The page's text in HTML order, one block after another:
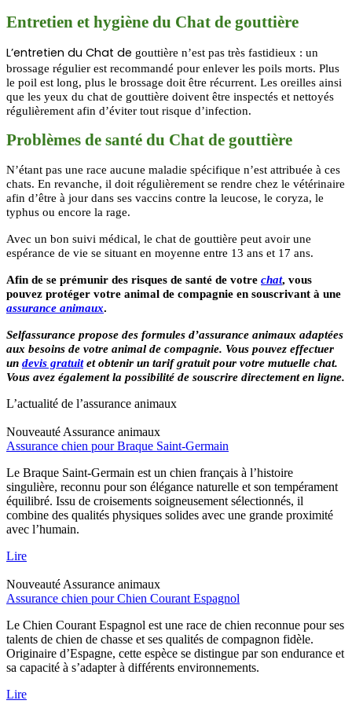
Entretien et hygiène du Chat de gouttière
L’entretien du Chat de gouttière n’est pas très fastidieux : un
brossage régulier est recommandé pour enlever les poils morts. Plus
le poil est long, plus le brossage doit être récurrent. Les oreilles ainsi
que les yeux du chat de gouttière doivent être inspectés et nettoyés
régulièrement afin d’éviter tout risque d’infection.
Problèmes de santé du Chat de gouttière
N’étant pas une race aucune maladie spécifique n’est attribuée à ces
chats. En revanche, il doit régulièrement se rendre chez le vétérinaire
afin d’être à jour dans ses vaccins contre la leucose, le coryza, le
typhus ou encore la rage.
Avec un bon suivi médical, le chat de gouttière peut avoir une
espérance de vie se situant en moyenne entre 13 ans et 17 ans.
Afin de se prémunir des risques de santé de votre chat, vous
pouvez protéger votre animal de compagnie en souscrivant à une
assurance animaux.
Selfassurance propose des formules d’assurance animaux adaptées
aux besoins de votre animal de compagnie. Vous pouvez effectuer
un devis gratuitet obtenir un tarif gratuit pour votre mutuelle chat.
Vous avez également la possibilité de souscrire directement en ligne.
L’actualité de l’assurance animaux
Nouveauté Assurance animaux
Assurance chien pour Braque Saint-Germain
Le Braque Saint-Germain est un chien français à l’histoire
singulière, reconnu pour son élégance naturelle et son tempérament
équilibré. Issu de croisements soigneusement sélectionnés, il
combine des qualités physiques solides avec une grande proximité
avec l’humain.
Lire
Nouveauté Assurance animaux
Assurance chien pour Chien Courant Espagnol
Le Chien Courant Espagnol est une race de chien reconnue pour ses
talents de chien de chasse et ses qualités de compagnon fidèle.
Originaire d’Espagne, cette espèce se distingue par son endurance et
sa capacité à s’adapter à différents environnements.
Lire